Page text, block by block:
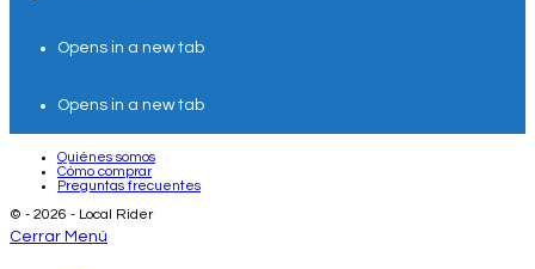
Opens in a new tab
Opens in a new tab
Quiénes somos
Cómo comprar
Preguntas frecuentes
© - 2026 - Local Rider
Cerrar Menú